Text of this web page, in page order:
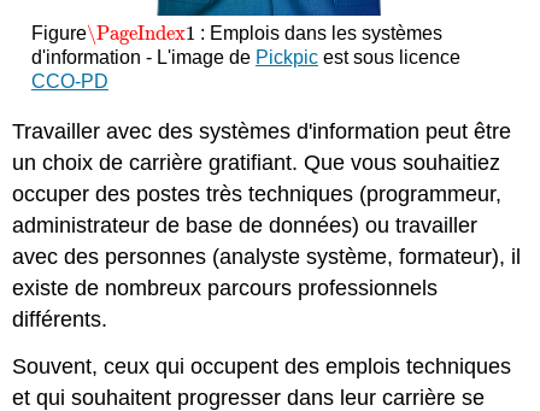
Figure\PageIndex1
\PageIndex1 : Emplois dans les systèmes
d'information - L'image de Pickpicest sous licence
CCO-PD
Travailler avec des systèmes d'information peut être
un choix de carrière gratifiant. Que vous souhaitiez
occuper des postes très techniques (programmeur,
administrateur de base de données) ou travailler
avec des personnes (analyste système, formateur), il
existe de nombreux parcours professionnels
différents.
Souvent, ceux qui occupent des emplois techniques
et qui souhaitent progresser dans leur carrière se